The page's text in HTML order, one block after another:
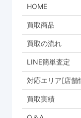
HOME
買取商品
買取の流れ
LINE簡単査定
対応エリア[店舗
買取実績